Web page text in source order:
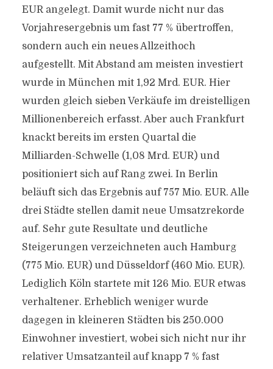
EUR angelegt. Damit wurde nicht nur das
Vorjahresergebnis um fast 77 % übertroffen,
sondern auch ein neues Allzeithoch
aufgestellt. Mit Abstand am meisten investiert
wurde in München mit 1,92 Mrd. EUR. Hier
wurden gleich sieben Verkäufe im dreistelligen
Millionenbereich erfasst. Aber auch Frankfurt
knackt bereits im ersten Quartal die
Milliarden-Schwelle (1,08 Mrd. EUR) und
positioniert sich auf Rang zwei. In Berlin
beläuft sich das Ergebnis auf 757 Mio. EUR. Alle
drei Städte stellen damit neue Umsatzrekorde
auf. Sehr gute Resultate und deutliche
Steigerungen verzeichneten auch Hamburg
(775 Mio. EUR) und Düsseldorf (460 Mio. EUR).
Lediglich Köln startete mit 126 Mio. EUR etwas
verhaltener. Erheblich weniger wurde
dagegen in kleineren Städten bis 250.000
Einwohner investiert, wobei sich nicht nur ihr
relativer Umsatzanteil auf knapp 7 % fast